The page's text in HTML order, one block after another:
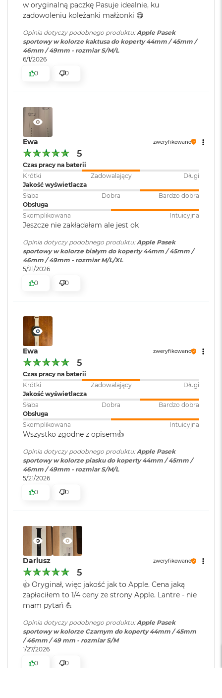
M
a
B
o
o
k
ł
k
n
y
M
a
B
o
o
A
i
r
G
z
n
a
s
z
r
o
ś
ć
M
a
c
B
o
k
A
i
s
ę
ż
y
o
w
P
o
ś
i
a
t
a
w oryginalną paczkę Pasuje idealnie, ku
zadowoleniu koleżanki małżonki 😋
Opinia dotyczy podobnego produktu:Apple Pasek
sportowy w kolorze kaktusa do koperty 44mm / 45mm /
46mm / 49mm - rozmiar S/M/L
6/1/2026
0
0
Ewa zweryfikowano
5
Czas pracy na baterii
Krótki
Zadowalający
Długi
Jakość wyświetlacza
Słaba
Dobra
Bardzo dobra
Obsługa
Skomplikowana
Intuicyjna
Jeszcze nie zakładałam ale jest ok
Opinia dotyczy podobnego produktu: Apple Pasek
sportowy w kolorze białym do koperty 44mm / 45mm /
46mm / 49mm - rozmiar M/L/XL
5/21/2026
0
0
Ewa zweryfikowano
5
Czas pracy na baterii
Krótki
Zadowalający
Długi
Jakość wyświetlacza
Słaba
Dobra
Bardzo dobra
Obsługa
Skomplikowana
Intuicyjna
Wszystko zgodne z opisem👍️
Opinia dotyczy podobnego produktu:Apple Pasek
sportowy w kolorze piasku do koperty 44mm / 45mm /
46mm / 49mm - rozmiar S/M/L
5/21/2026
0
0
Dariusz zweryfikowano
5
👍️ Oryginał, więc jakość jak to Apple. Cena jaką
zapłaciłem to 1/4 ceny ze strony Apple. Lantre - nie
mam pytań 💪
Opinia dotyczy podobnego produktu:Apple Pasek
sportowy w kolorze Czarnym do koperty 44mm / 45mm
/ 46mm / 49 mm - rozmiar S/M
1/27/2026
0
0